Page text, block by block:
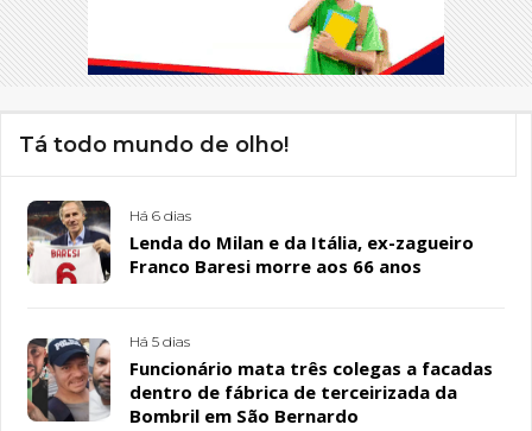
Tá todo mundo de olho!
Há 6 dias
Lenda do Milan e da Itália, ex-zagueiro
Franco Baresi morre aos 66 anos
Há 5 dias
Funcionário mata três colegas a facadas
dentro de fábrica de terceirizada da
Bombril em São Bernardo